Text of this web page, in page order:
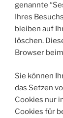
genannte
Ihres
bleiben auf
löschen.
Browser
Sie können
das Setzen
Cookies nur
Cookies für